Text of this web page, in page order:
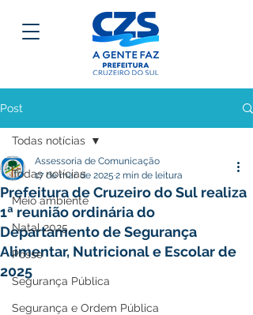
Post
Todas notícias
Meio ambiente
Natal 2025
Posse
Segurança Pública
Segurança e Ordem Pública
Todas notícias
Prefeitura de Cruzeiro do Sul realiza
1ª reunião ordinária do
Departamento de Segurança
Alimentar, Nutricional e Escolar de
2025
Assessoria de Comunicação
17 de mar. de 2025 2 min de leitura